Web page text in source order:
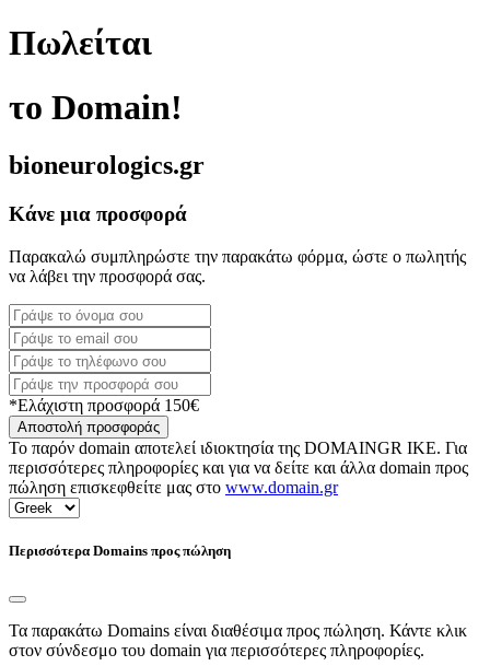
Πωλείται
το Domain!
bioneurologics.gr
Κάνε μια προσφορά
Παρακαλώ συμπληρώστε την παρακάτω φόρμα, ώστε ο πωλητής
να λάβει την προσφορά σας.
*Ελάχιστη προσφορά 150€
Αποστολή προσφοράς
Το παρόν domain αποτελεί ιδιοκτησία της DOMAINGR ΙΚΕ. Για
περισσότερες πληροφορίες και για να δείτε και άλλα domain προς
πώληση επισκεφθείτε μας στο www.domain.gr
Περισσότερα Domains προς πώληση
Τα παρακάτω Domains είναι διαθέσιμα προς πώληση. Κάντε κλικ
στον σύνδεσμο του domain για περισσότερες πληροφορίες.